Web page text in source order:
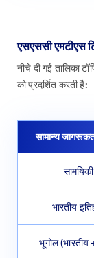
एसएससी एमटीएस
नीचे दी गई तालिका
को प्रदर्शित करती है:
सामान्य
सामयिकी
भारतीय
भूगोल (भारतीय